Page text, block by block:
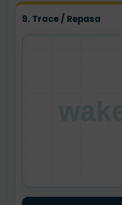
9. Trace / Repasa